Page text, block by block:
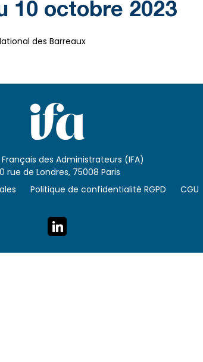
10 octobre 2023
des Barreaux
des Administrateurs (IFA)
rue de Londres, 75008 Paris
Politique de confidentialité RGPD CGU